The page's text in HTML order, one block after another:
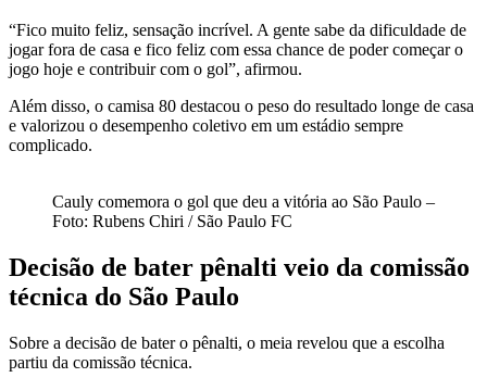
“Fico muito feliz, sensação incrível. A gente sabe da dificuldade de
jogar fora de casa e fico feliz com essa chance de poder começar o
jogo hoje e contribuir com o gol”, afirmou.
Além disso, o camisa 80 destacou o peso do resultado longe de casa
e valorizou o desempenho coletivo em um estádio sempre
complicado.
Cauly comemora o gol que deu a vitória ao São Paulo –
Foto: Rubens Chiri / São Paulo FC
Decisão de bater pênalti veio da comissão
técnica do São Paulo
Sobre a decisão de bater o pênalti, o meia revelou que a escolha
partiu da comissão técnica.